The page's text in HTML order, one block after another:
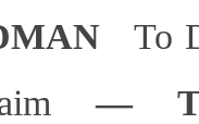
To
—